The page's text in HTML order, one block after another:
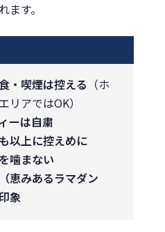
す。
・喫煙は控える （ホ
リアではOK）
ーは自粛
以上に控えめに
噛まない
恵みあるラマダン
象